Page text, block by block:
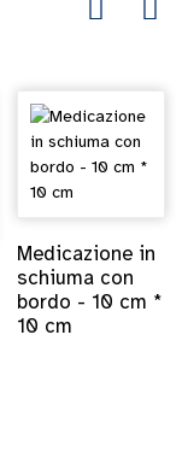
Medicazione in
schiuma con
bordo - 10 cm *
10 cm